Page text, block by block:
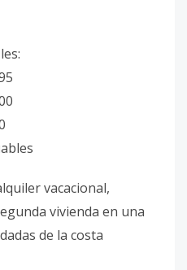
vacacional,
vivienda en una
de la costa